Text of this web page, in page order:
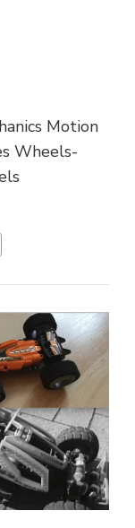
Motion
Wheels-